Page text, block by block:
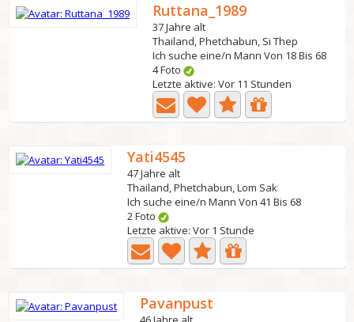
Ruttana_1989
37 Jahre alt
Thailand, Phetchabun, Si Thep
Ich suche eine/n Mann Von 18 Bis 68
4 Foto
Letzte aktive: Vor 11 Stunden
Yati4545
47 Jahre alt
Thailand, Phetchabun, Lom Sak
Ich suche eine/n Mann Von 41 Bis 68
2 Foto
Letzte aktive: Vor 1 Stunde
Pavanpust